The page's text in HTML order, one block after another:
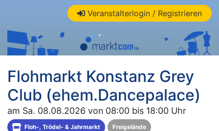
Veranstalterlogin / Registrieren
Flohmarkt Konstanz Grey
Club (ehem.Dancepalace)
am Sa. 08.08.2026 von 08:00 bis 18:00 Uhr
Floh-, Trödel- & Jahrmarkt Freigelände